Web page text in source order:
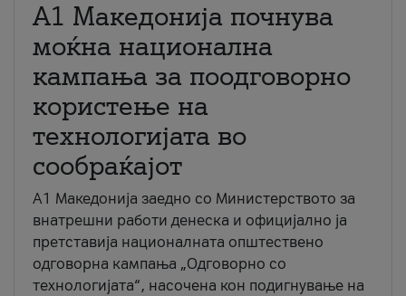
A1 Македонија почнува
моќна национална
кампања за поодговорно
користење на
технологијата во
сообраќајот
A1 Македонија заедно со Министерството за
внатрешни работи денеска и официјално ја
претставија националната општествено
одговорна кампања „Одговорно со
технологијата“, насочена кон подигнување на